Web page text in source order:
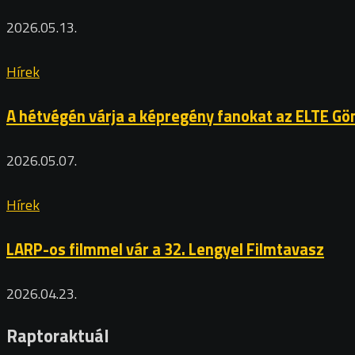
2026.05.13.
Hírek
A hétvégén várja a képregény fanokat az ELTE
2026.05.07.
Hírek
LARP-os filmmel vár a 32. Lengyel Filmtavasz
2026.04.23.
Raptoraktuál